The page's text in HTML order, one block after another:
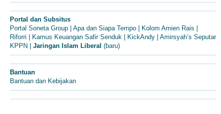
Portal dan Subsitus
Portal Soneta Group
Apa dan Siapa Tempo Kolom Amien Rais
Riforri
Kamus Keuangan Safir Senduk KickAndy
Amirsyah’s Seputar
KPPN
Jaringan Islam Liberal (baru)
Bantuan
Bantuan dan Kebijakan